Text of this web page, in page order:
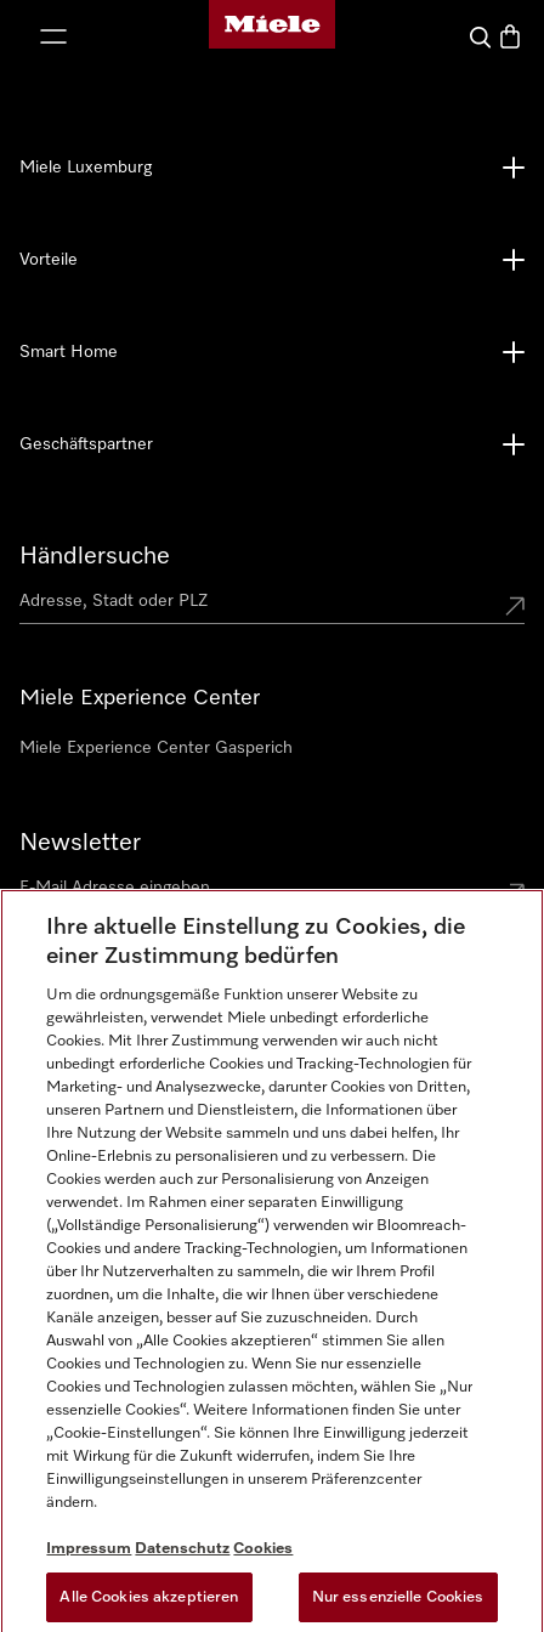
Miele-Homepage
Suche
Händlersuche
Miele Experience Center
Miele Experience Center Gasperich
Newsletter
Sprache
DEUTSCH
Miele Luxemburg
Vorteile
Smart Home
Geschäftspartner
Impressum
AGB
Datenschutz
Nutzungsbedingungen
Gesetzen über digitale Dienste
Cookie-Einstellungen
Miele auf Instagram
Miele auf Youtube
Ihre aktuelle Einstellung zu Cookies, die
einer Zustimmung bedürfen
Um die ordnungsgemäße Funktion unserer Website zu
gewährleisten, verwendet Miele unbedingt erforderliche
Cookies. Mit Ihrer Zustimmung verwenden wir auch nicht
unbedingt erforderliche Cookies und Tracking-Technologien für
Marketing- und Analysezwecke, darunter Cookies von Dritten,
unseren Partnern und Dienstleistern, die Informationen über
Ihre Nutzung der Website sammeln und uns dabei helfen, Ihr
Online-Erlebnis zu personalisieren und zu verbessern. Die
Cookies werden auch zur Personalisierung von Anzeigen
verwendet. Im Rahmen einer separaten Einwilligung
(„Vollständige Personalisierung“) verwenden wir Bloomreach-
Cookies und andere Tracking-Technologien, um Informationen
über Ihr Nutzerverhalten zu sammeln, die wir Ihrem Profil
zuordnen, um die Inhalte, die wir Ihnen über verschiedene
Kanäle anzeigen, besser auf Sie zuzuschneiden. Durch
Auswahl von „Alle Cookies akzeptieren“ stimmen Sie allen
Cookies und Technologien zu. Wenn Sie nur essenzielle
Cookies und Technologien zulassen möchten, wählen Sie „Nur
essenzielle Cookies“. Weitere Informationen finden Sie unter
„Cookie-Einstellungen“. Sie können Ihre Einwilligung jederzeit
mit Wirkung für die Zukunft widerrufen, indem Sie Ihre
Einwilligungseinstellungen in unserem Präferenzcenter
ändern.
Impressum Datenschutz Cookies
Alle Cookies akzeptieren Nur essenzielle Cookies